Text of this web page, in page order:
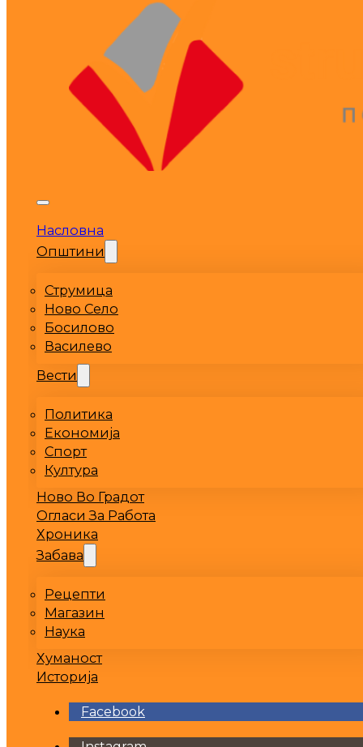
Насловна
Општини
Струмица
Ново Село
Босилово
Василево
Вести
Политика
Економија
Спорт
Култура
Ново Во Градот
Огласи За Работа
Хроника
Забава
Рецепти
Магазин
Наука
Хуманост
Историја
Facebook